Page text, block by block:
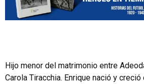
Hijo menor del matrimonio entre
Carola Tiracchia. Enrique nació y creció